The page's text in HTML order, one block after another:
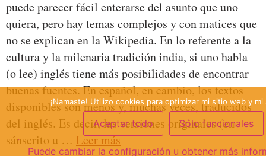
puede parecer fácil enterarse del asunto que uno
quiera, pero hay temas complejos y con matices que
no se explican en la Wikipedia. En lo referente a la
cultura y la milenaria tradición india, si uno habla
(o lee) inglés tiene más posibilidades de encontrar
buenas fuentes. En español, en cambio, los textos
disponibles son menos y, muchas veces, traducidos
del inglés. Es decir, las versiones originales (en
sánscrito u …Leer más
¡Namaste! Utilizo cookies para optimizar mi sitio web y mi
Aceptar todo Sólo funcionales
Puede cambiar la configuración u obtener más